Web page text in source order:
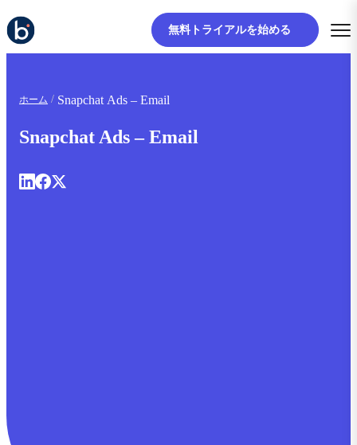
無料トライアルを始める
ホーム Snapchat Ads – Email
Snapchat Ads – Email